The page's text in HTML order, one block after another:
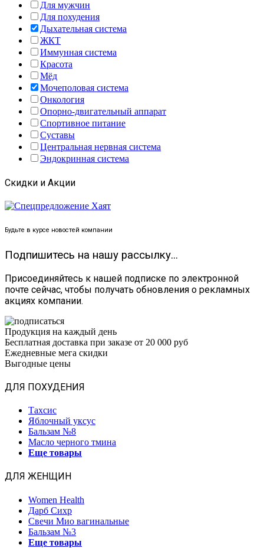
Для мужчин
Для похудения
Дыхательная система
ЖКТ
Иммунная система
Красота
Мёд
Мочеполовая система
Онкология
Опорно-двигательный аппарат
Спортивное питание
Суставы
Центральная нервная система
Эндокринная система
Скидки и Акции
Будьте в курсе новостей компании
Подпишитесь на нашу рассылку...
Присоединяйтесь к нашей подписке по электронной
почте сейчас, чтобы получать обновления о рекламных
акциях компании.
Продукция на каждый день
Бесплатная доставка при заказе от 20 000 руб
Ежедневные мега скидки
Выгодные цены
ДЛЯ ПОХУДЕНИЯ
Тахсис
Яблочный уксус
Бальзам №8
Масло черного тмина
Еще товары
ДЛЯ ЖЕНЩИН
Women Health
Дарб Сихр
Свечи Мио вагинальные
Бальзам №3
Еще товары